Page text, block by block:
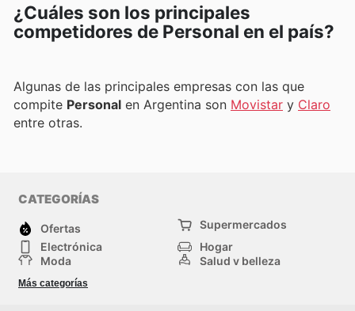
¿Cuáles son los principales
competidores de Personal en el país?
Algunas de las principales empresas con las que
compite Personal en Argentina son Movistar y Claro
entre otras.
CATEGORÍAS
Ofertas
Supermercados
Electrónica
Hogar
Moda
Salud y belleza
Deportes
Más categorías